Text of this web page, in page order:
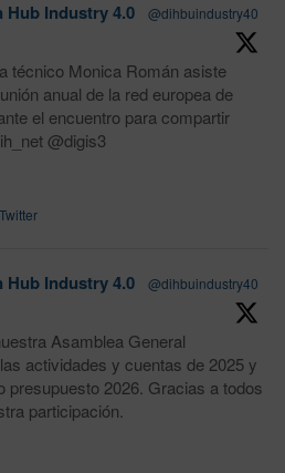
Hub Industry 4.0
@dihbuindustry40
técnico Monica Román asiste
anual de la red europea de
el encuentro para compartir
@digis3
Twitter
Hub Industry 4.0
@dihbuindustry40
Asamblea General
actividades y cuentas de 2025 y
presupuesto 2026. Gracias a todos
participación.